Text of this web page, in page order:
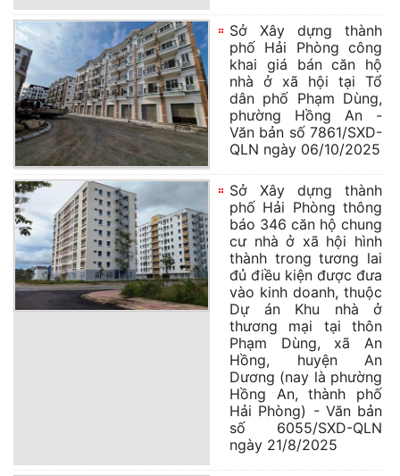
Sở Xây dựng thành
phố Hải Phòng công
khai giá bán căn hộ
nhà ở xã hội tại Tổ
dân phố Phạm Dùng,
phường Hồng An -
Văn bản số 7861/SXD-
QLN ngày 06/10/2025
Sở Xây dựng thành
phố Hải Phòng thông
báo 346 căn hộ chung
cư nhà ở xã hội hình
thành trong tương lai
đủ điều kiện được đưa
vào kinh doanh, thuộc
Dự án Khu nhà ở
thương mại tại thôn
Phạm Dùng, xã An
Hồng, huyện An
Dương (nay là phường
Hồng An, thành phố
Hải Phòng) - Văn bản
số 6055/SXD-QLN
ngày 21/8/2025